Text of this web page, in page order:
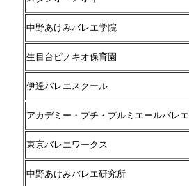
中野あけみバレエ学院
生目台ピノキオ保育園
伊達バレエスクール
アカデミー・プチ・プルミエールバレエ
東京バレエワークス
中野あけみバレエ研究所